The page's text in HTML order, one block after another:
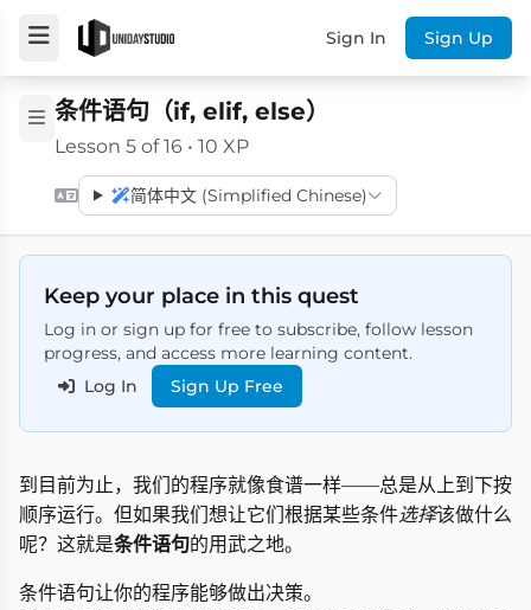
Sign In Sign Up
条件语句（if, elif, else）
Lesson 5 of 16 • 10 XP
简体中文 (Simplified Chinese)
Keep your place in this quest
Log in or sign up for free to subscribe, follow lesson
progress, and access more learning content.
Log In
Sign Up Free
到目前为止，我们的程序就像食谱一样——总是从上到下按
顺序运行。但如果我们想让它们根据某些条件选择该做什么
呢？这就是条件语句的用武之地。
条件语句让你的程序能够做出决策。